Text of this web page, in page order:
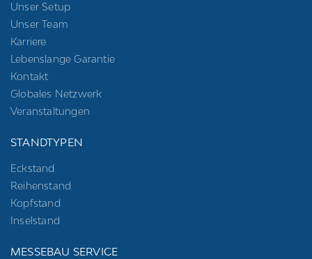
Unser Setup
Unser Team
Karriere
Lebenslange Garantie
Kontakt
Globales Netzwerk
Veranstaltungen
STANDTYPEN
Eckstand
Reihenstand
Kopfstand
Inselstand
MESSEBAU SERVICE